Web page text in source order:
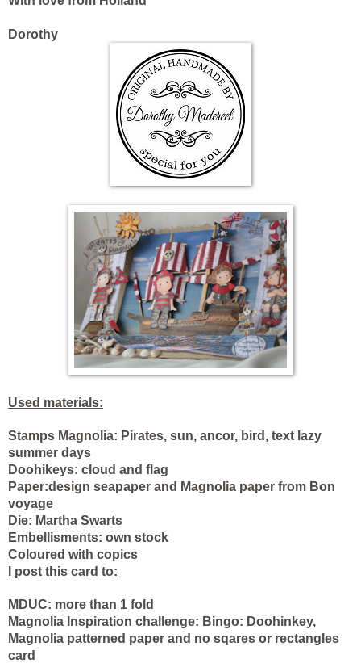
Dorothy
Used materials:
Stamps Magnolia: Pirates, sun, ancor, bird, text lazy
summer days
Doohikeys: cloud and flag
Paper:design seapaper and Magnolia paper from Bon
voyage
Die: Martha Swarts
Embellisments: own stock
Coloured with copics
I post this card to:
MDUC: more than 1 fold
Magnolia Inspiration challenge: Bingo: Doohinkey,
Magnolia patterned paper and no sqares or rectangles
card